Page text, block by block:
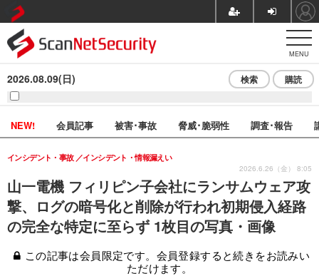
MENU
2026.08.09(日) 検索 購読
NEW! 会員記事 被害･事故 脅威･脆弱性 調査･報告
山一電機 フィリピン子会社にランサムウェア攻
撃、ログの暗号化と削除が行われ初期侵入経路
の完全な特定に至らず 1枚目の写真・画像
インシデント・事故 インシデント・情報漏えい
2026.6.26（金） 8:05
この記事は会員限定です。会員登録すると続きをお読みい
ただけます。